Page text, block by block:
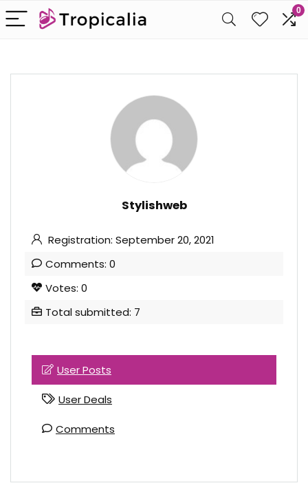
0
Stylishweb
Registration: September 20, 2021
Comments: 0
Votes: 0
Total submitted: 7
User Posts
User Deals
Comments